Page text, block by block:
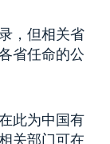
，但相关省
省任命的公
此为中国有
关部门可在